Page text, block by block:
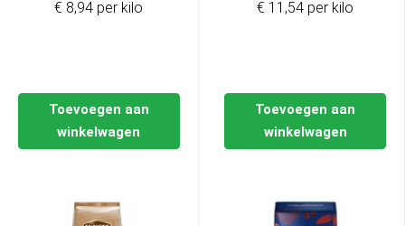
Toevoegen aan
winkelwagen
€ 8,94 per kilo
Toevoegen aan
winkelwagen
€ 11,54 per kilo